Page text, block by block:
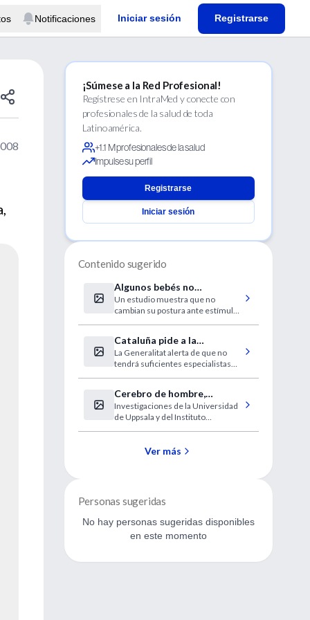
Notificaciones Iniciar sesión Registrarse
¡Súmese a la Red Profesional!
Regístrese en IntraMed y conecte con
profesionales de la salud de toda
Latinoamérica.
+1.1 M profesionales de la salud
Impulse su perfil
Registrarse
Iniciar sesión
Contenido sugerido
Algunos bebés no
'muestran' su dolor
Un estudio muestra que no
cambian su postura ante estímulos
prueba para detectar el
sufrimiento.
Cataluña pide a la
desesperada médicos
extranjeros sin homologar
La Generalitat alerta de que no
tendrá suficientes especialistas
Cerebro de hombre,
cerebro de mujer
Investigaciones de la Universidad
de Uppsala y del Instituto
Ver más
Personas sugeridas
No hay personas sugeridas disponibles
en este momento